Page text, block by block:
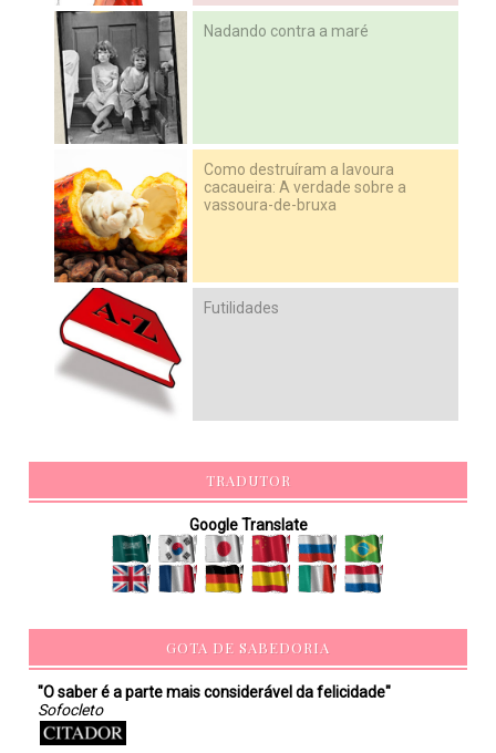
Nadando contra a maré
Como destruíram a lavoura
cacaueira: A verdade sobre a
vassoura-de-bruxa
Futilidades
TRADUTOR
Google Translate
GOTA DE SABEDORIA
"O saber é a parte mais considerável da felicidade"
Sofocleto